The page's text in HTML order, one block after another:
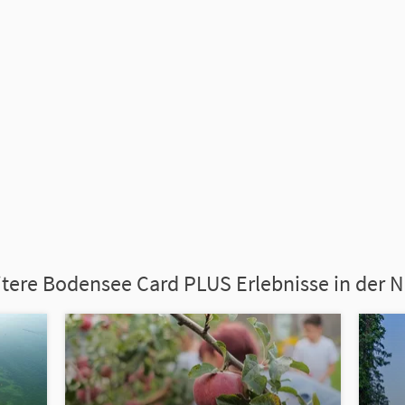
Bodensee Card PLUS Erlebnisse in der